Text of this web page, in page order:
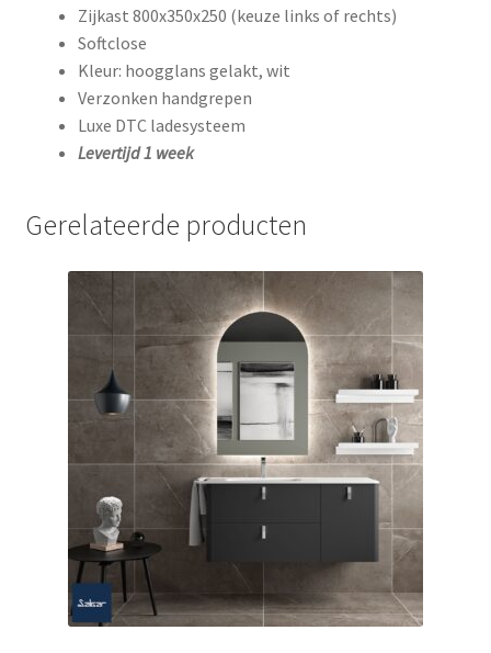
Zijkast 800x350x250 (keuze links of rechts)
Softclose
Kleur: hoogglans gelakt, wit
Verzonken handgrepen
Luxe DTC ladesysteem
Levertijd 1 week
Gerelateerde producten